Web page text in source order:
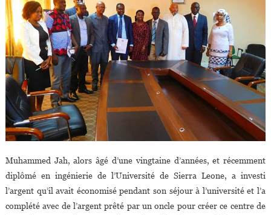
Muhammed Jah, alors âgé d’une vingtaine d’années, et récemment
diplômé en ingénierie de l’Université de Sierra Leone, a investi
l’argent qu’il avait économisé pendant son séjour à l’université et l’a
complété avec de l’argent prêté par un oncle pour créer ce centre de